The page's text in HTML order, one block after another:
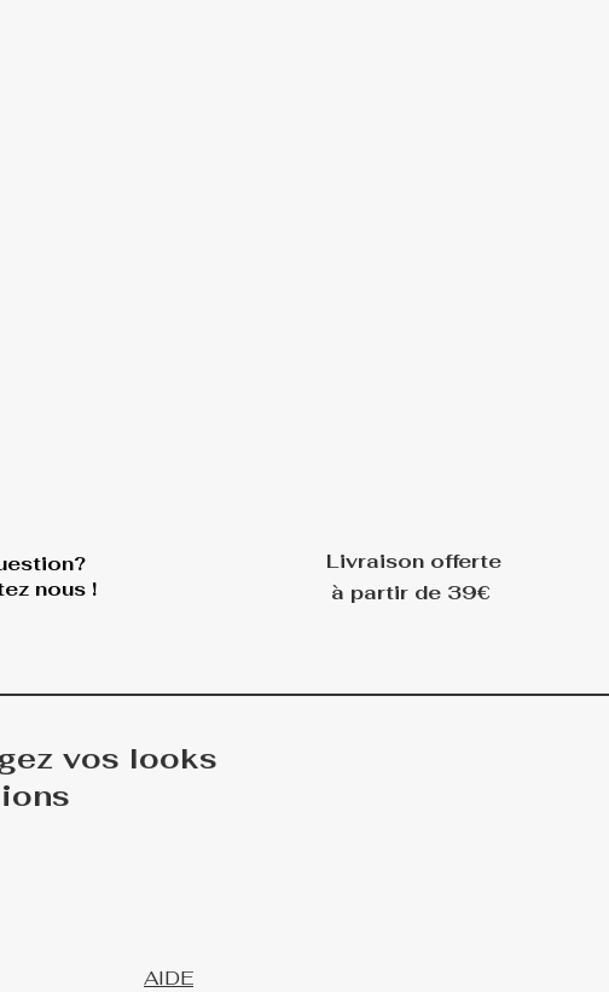
nous !
Livraison offerte
à partir de 39€
vos looks
AIDE